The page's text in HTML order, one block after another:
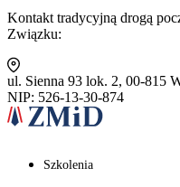
Kontakt tradycyjną drogą
Związku:
ul. Sienna 93 lok. 2, 00-815
NIP: 526-13-30-874
Szkolenia